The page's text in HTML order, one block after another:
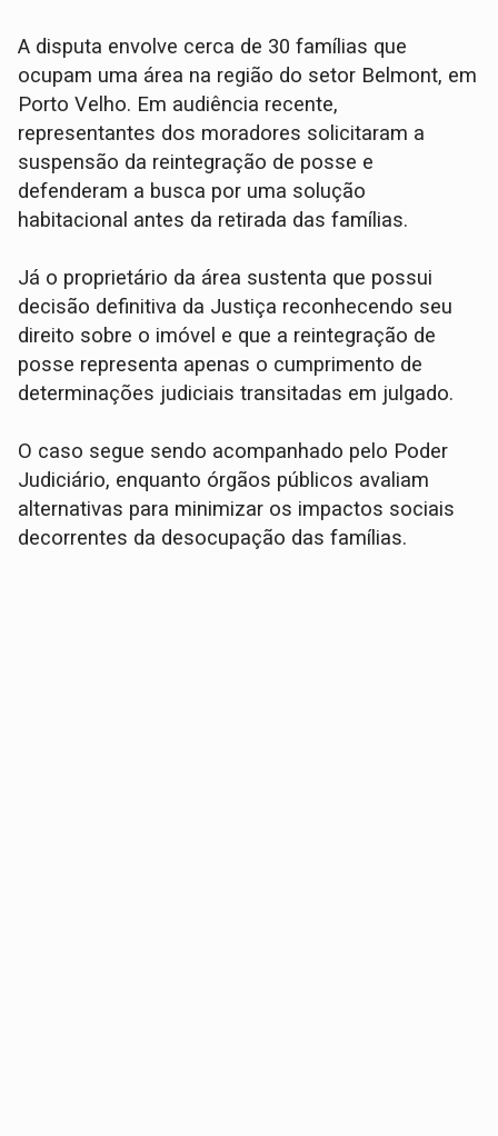
A disputa envolve cerca de 30 famílias que
ocupam uma área na região do setor Belmont, em
Porto Velho. Em audiência recente,
representantes dos moradores solicitaram a
suspensão da reintegração de posse e
defenderam a busca por uma solução
habitacional antes da retirada das famílias.
Já o proprietário da área sustenta que possui
decisão definitiva da Justiça reconhecendo seu
direito sobre o imóvel e que a reintegração de
posse representa apenas o cumprimento de
determinações judiciais transitadas em julgado.
O caso segue sendo acompanhado pelo Poder
Judiciário, enquanto órgãos públicos avaliam
alternativas para minimizar os impactos sociais
decorrentes da desocupação das famílias.